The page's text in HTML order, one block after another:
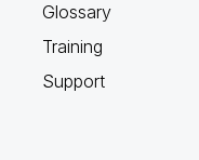
Glossary
Training
Support